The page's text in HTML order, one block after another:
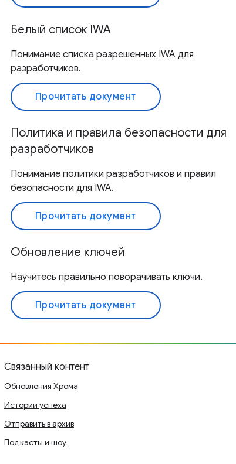
Белый список IWA
Понимание списка разрешенных IWA для
разработчиков.
Прочитать документ
Политика и правила безопасности для
разработчиков
Понимание политики разработчиков и правил
безопасности для IWA.
Прочитать документ
Обновление ключей
Научитесь правильно поворачивать ключи.
Прочитать документ
Связанный контент
Обновления Хрома
Истории успеха
Отправить в архив
Подкасты и шоу